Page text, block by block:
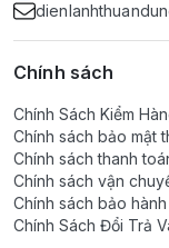
Chính sách
Chính Sách Kiểm
Chính sách bảo mật
Chính sách thanh
Chính sách vận
Chính sách bảo
Chính Sách Đổi Trả